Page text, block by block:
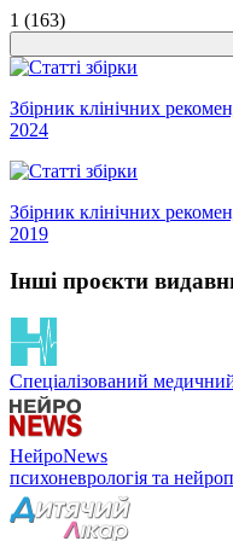
1 (163)
Збірник клінічних
2024
Збірник клінічних
2019
Інші проєкти
Спеціалізований
НейроNews
психоневрологія та